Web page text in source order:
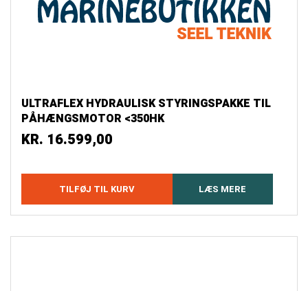
ULTRAFLEX HYDRAULISK STYRINGSPAKKE TIL
PÅHÆNGSMOTOR <350HK
KR. 16.599,00
TILFØJ TIL KURV LÆS MERE